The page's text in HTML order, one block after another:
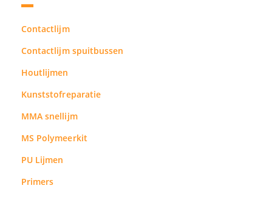
Contactlijm
Contactlijm spuitbussen
Houtlijmen
Kunststofreparatie
MMA snellijm
MS Polymeerkit
PU Lijmen
Primers